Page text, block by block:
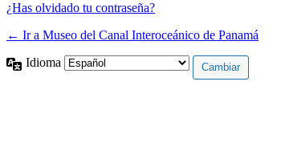
¿Has olvidado tu contraseña?
← Ir a Museo del Canal Interoceánico de Panamá
Idioma